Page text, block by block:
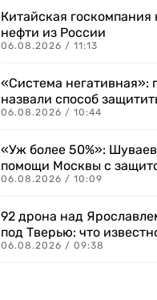
Китайская госкомпания
нефти из России
06.08.2026 / 11:13
«Система негативная»:
назвали способ
06.08.2026 / 10:44
«Уж более 50%»:
помощи Москвы с
06.08.2026 / 10:09
92 дрона над
под Тверью: что
06.08.2026 / 09:38